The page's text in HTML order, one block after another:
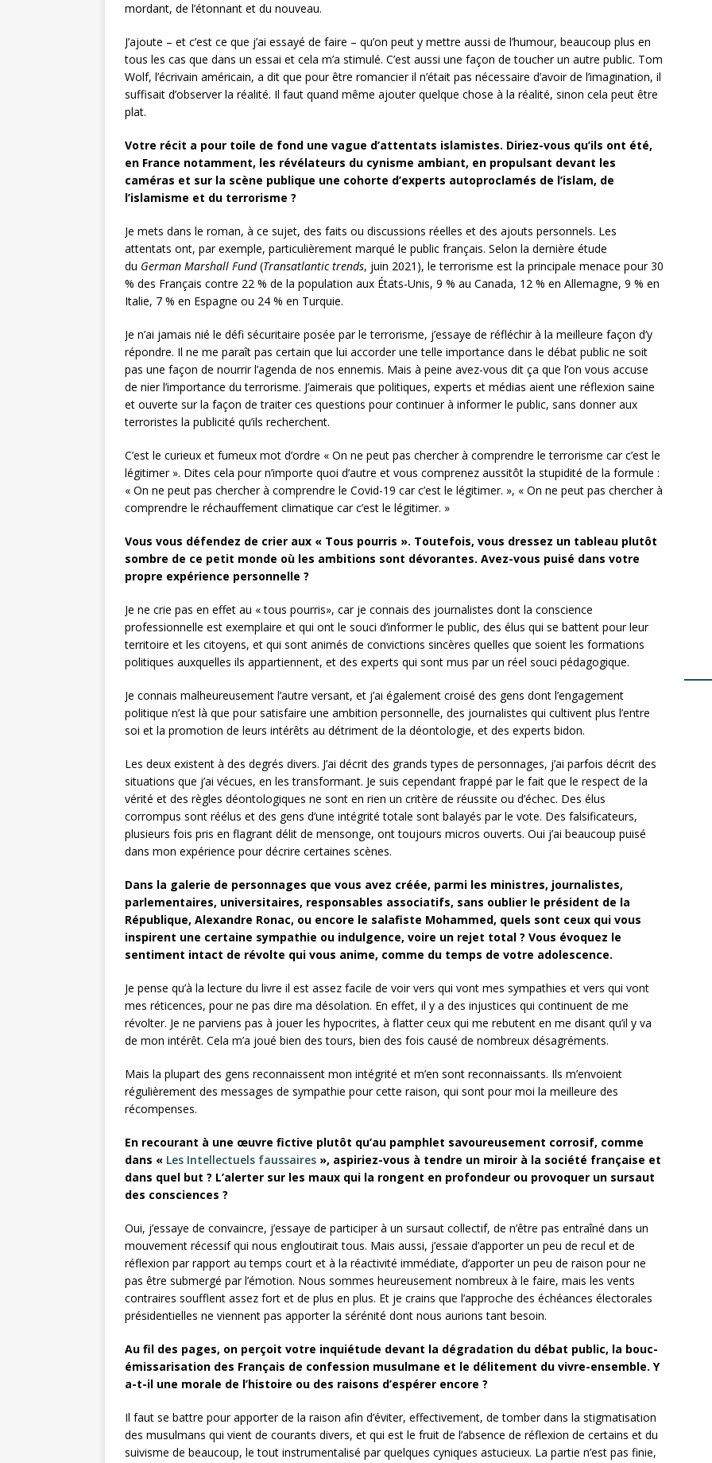
mordant, de l’étonnant et du nouveau.
J’ajoute – et c’est ce que j’ai essayé de faire – qu’on peut y mettre aussi de l’humour, beaucoup plus en
tous les cas que dans un essai et cela m’a stimulé. C’est aussi une façon de toucher un autre public. Tom
Wolf, l’écrivain américain, a dit que pour être romancier il n’était pas nécessaire d’avoir de l’imagination, il
suffisait d’observer la réalité. Il faut quand même ajouter quelque chose à la réalité, sinon cela peut être
plat.
Votre récit a pour toile de fond une vague d’attentats islamistes. Diriez-vous qu’ils ont été,
en France notamment, les révélateurs du cynisme ambiant, en propulsant devant les
caméras et sur la scène publique une cohorte d’experts autoproclamés de l’islam, de
l’islamisme et du terrorisme ?
Je mets dans le roman, à ce sujet, des faits ou discussions réelles et des ajouts personnels. Les
attentats ont, par exemple, particulièrement marqué le public français. Selon la dernière étude
du German Marshall Fund(Transatlantic trends, juin 2021), le terrorisme est la principale menace pour 30
% des Français contre 22 % de la population aux États-Unis, 9 % au Canada, 12 % en Allemagne, 9 % en
Italie, 7 % en Espagne ou 24 % en Turquie.
Je n’ai jamais nié le défi sécuritaire posée par le terrorisme, j’essaye de réfléchir à la meilleure façon d’y
répondre. Il ne me paraît pas certain que lui accorder une telle importance dans le débat public ne soit
pas une façon de nourrir l’agenda de nos ennemis. Mais à peine avez-vous dit ça que l’on vous accuse
de nier l’importance du terrorisme. J’aimerais que politiques, experts et médias aient une réflexion saine
et ouverte sur la façon de traiter ces questions pour continuer à informer le public, sans donner aux
terroristes la publicité qu’ils recherchent.
C’est le curieux et fumeux mot d’ordre « On ne peut pas chercher à comprendre le terrorisme car c’est le
légitimer ». Dites cela pour n’importe quoi d’autre et vous comprenez aussitôt la stupidité de la formule :
« On ne peut pas chercher à comprendre le Covid-19 car c’est le légitimer. », « On ne peut pas chercher à
comprendre le réchauffement climatique car c’est le légitimer. »
Vous vous défendez de crier aux « Tous pourris ». Toutefois, vous dressez un tableau plutôt
sombre de ce petit monde où les ambitions sont dévorantes. Avez-vous puisé dans votre
propre expérience personnelle ?
Je ne crie pas en effet au « tous pourris», car je connais des journalistes dont la conscience
professionnelle est exemplaire et qui ont le souci d’informer le public, des élus qui se battent pour leur
territoire et les citoyens, et qui sont animés de convictions sincères quelles que soient les formations
politiques auxquelles ils appartiennent, et des experts qui sont mus par un réel souci pédagogique.
Je connais malheureusement l’autre versant, et j’ai également croisé des gens dont l’engagement
politique n’est là que pour satisfaire une ambition personnelle, des journalistes qui cultivent plus l’entre
soi et la promotion de leurs intérêts au détriment de la déontologie, et des experts bidon.
Les deux existent à des degrés divers. J’ai décrit des grands types de personnages, j’ai parfois décrit des
situations que j’ai vécues, en les transformant. Je suis cependant frappé par le fait que le respect de la
vérité et des règles déontologiques ne sont en rien un critère de réussite ou d’échec. Des élus
corrompus sont réélus et des gens d’une intégrité totale sont balayés par le vote. Des falsificateurs,
plusieurs fois pris en flagrant délit de mensonge, ont toujours micros ouverts. Oui j’ai beaucoup puisé
dans mon expérience pour décrire certaines scènes.
Dans la galerie de personnages que vous avez créée, parmi les ministres, journalistes,
parlementaires, universitaires, responsables associatifs, sans oublier le président de la
République, Alexandre Ronac, ou encore le salafiste Mohammed, quels sont ceux qui vous
inspirent une certaine sympathie ou indulgence, voire un rejet total ? Vous évoquez le
sentiment intact de révolte qui vous anime, comme du temps de votre adolescence.
Je pense qu’à la lecture du livre il est assez facile de voir vers qui vont mes sympathies et vers qui vont
mes réticences, pour ne pas dire ma désolation. En effet, il y a des injustices qui continuent de me
révolter. Je ne parviens pas à jouer les hypocrites, à flatter ceux qui me rebutent en me disant qu’il y va
de mon intérêt. Cela m’a joué bien des tours, bien des fois causé de nombreux désagréments.
Mais la plupart des gens reconnaissent mon intégrité et m’en sont reconnaissants. Ils m’envoient
régulièrement des messages de sympathie pour cette raison, qui sont pour moi la meilleure des
récompenses.
En recourant à une œuvre fictive plutôt qu’au pamphlet savoureusement corrosif, comme
dans « Les Intellectuels faussaires », aspiriez-vous à tendre un miroir à la société française et
dans quel but ? L’alerter sur les maux qui la rongent en profondeur ou provoquer un sursaut
des consciences ?
Oui, j’essaye de convaincre, j’essaye de participer à un sursaut collectif, de n’être pas entraîné dans un
mouvement récessif qui nous engloutirait tous. Mais aussi, j’essaie d’apporter un peu de recul et de
réflexion par rapport au temps court et à la réactivité immédiate, d’apporter un peu de raison pour ne
pas être submergé par l’émotion. Nous sommes heureusement nombreux à le faire, mais les vents
contraires soufflent assez fort et de plus en plus. Et je crains que l’approche des échéances électorales
présidentielles ne viennent pas apporter la sérénité dont nous aurions tant besoin.
Au fil des pages, on perçoit votre inquiétude devant la dégradation du débat public, la bouc-
émissarisation des Français de confession musulmane et le délitement du vivre-ensemble. Y
a-t-il une morale de l’histoire ou des raisons d’espérer encore ?
Il faut se battre pour apporter de la raison afin d’éviter, effectivement, de tomber dans la stigmatisation
des musulmans qui vient de courants divers, et qui est le fruit de l’absence de réflexion de certains et du
suivisme de beaucoup, le tout instrumentalisé par quelques cyniques astucieux. La partie n’est pas finie,